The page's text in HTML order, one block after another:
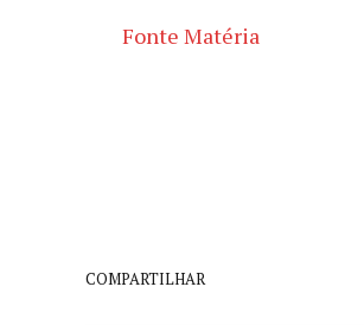
Fonte Matéria
COMPARTILHAR